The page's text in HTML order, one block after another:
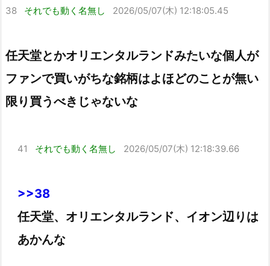
38 それでも動く名無し 2026/05/07(木) 12:18:05.45
任天堂とかオリエンタルランドみたいな個人が
ファンで買いがちな銘柄はよほどのことが無い
限り買うべきじゃないな
41 それでも動く名無し 2026/05/07(木) 12:18:39.66
>>38
任天堂、オリエンタルランド、イオン辺りは
あかんな